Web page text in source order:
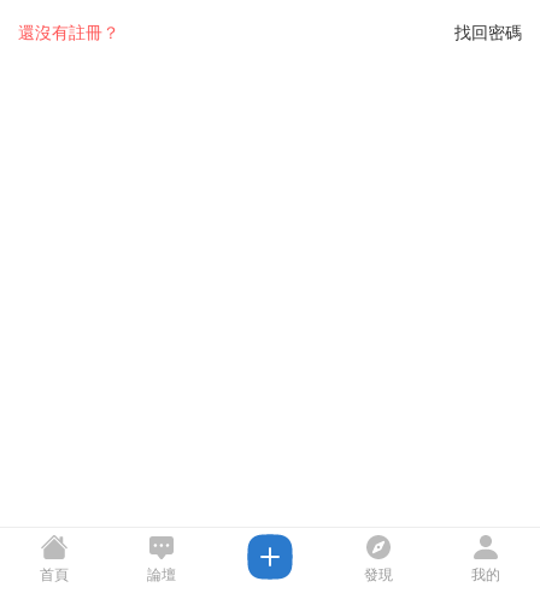
找回密碼
還沒有註冊？
首頁 論壇 發現 我的